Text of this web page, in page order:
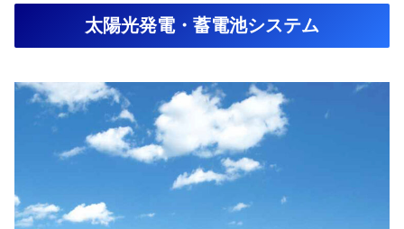
太陽光発電・蓄電池システム